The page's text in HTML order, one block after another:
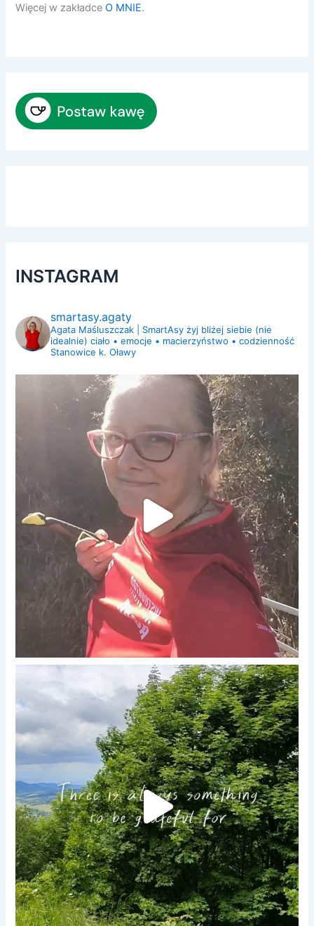
Więcej w zakładceO MNIE.
INSTAGRAM
smartasy.agaty
Agata Maśluszczak | SmartAsy żyj bliżej siebie (nie
idealnie) ciało • emocje • macierzyństwo • codzienność
Stanowice k. Oławy